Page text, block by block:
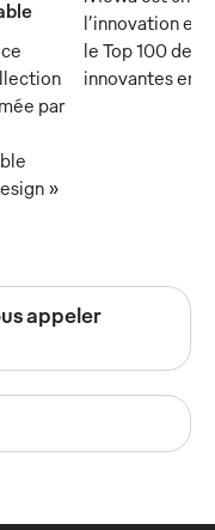
par
»
l’innovation et
le Top 100 des
innovantes en
appeler